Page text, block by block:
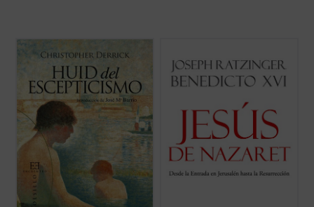
Derrick, discípulo de C.S. Lewis, nos ofrece
en este pequeño libro ya clásico una
profunda e inquietante reflexión sobre la
educación moderna. Su punto de partida es
la visita a uncollege ...(ver ficha)
sus discípulos, con el mundo. En su
ascensión Él viene para elevarnos por
encima de nosotros mismos y abrir el